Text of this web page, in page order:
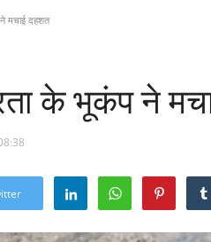
मचाई दहशत
के भूकंप ने